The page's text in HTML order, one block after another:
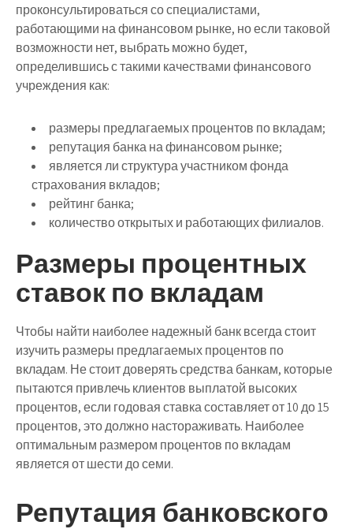
проконсультироваться со специалистами,
работающими на финансовом рынке, но если таковой
возможности нет, выбрать можно будет,
определившись с такими качествами финансового
учреждения как:
размеры предлагаемых процентов по вкладам;
репутация банка на финансовом рынке;
является ли структура участником фонда
страхования вкладов;
рейтинг банка;
количество открытых и работающих филиалов.
Размеры процентных
ставок по вкладам
Чтобы найти наиболее надежный банк всегда стоит
изучить размеры предлагаемых процентов по
вкладам. Не стоит доверять средства банкам, которые
пытаются привлечь клиентов выплатой высоких
процентов, если годовая ставка составляет от 10 до 15
процентов, это должно настораживать. Наиболее
оптимальным размером процентов по вкладам
является от шести до семи.
Репутация банковского